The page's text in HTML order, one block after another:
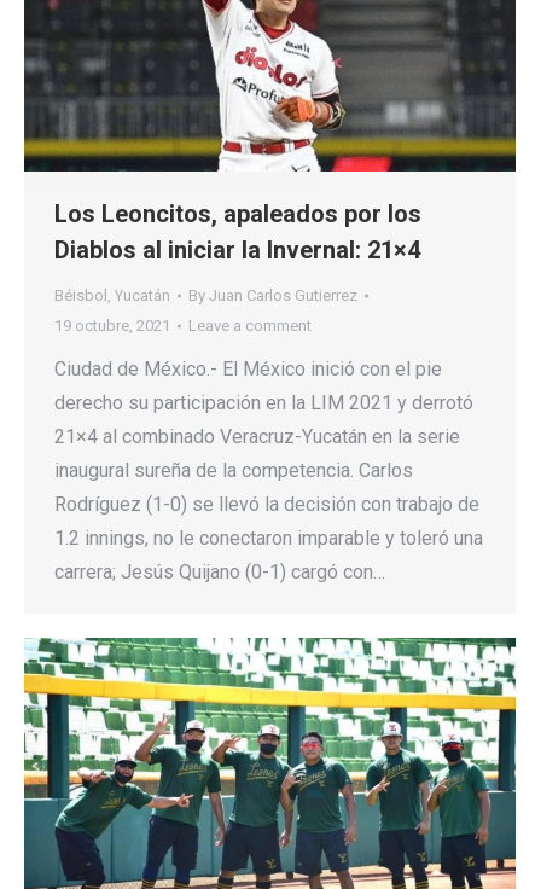
Los Leoncitos, apaleados por los
Diablos al iniciar la Invernal: 21×4
Béisbol , Yucatán By Juan Carlos Gutierrez
19 octubre, 2021
Leave a comment
Ciudad de México.- El México inició con el pie
derecho su participación en la LIM 2021 y derrotó
21×4 al combinado Veracruz-Yucatán en la serie
inaugural sureña de la competencia. Carlos
Rodríguez (1-0) se llevó la decisión con trabajo de
1.2 innings, no le conectaron imparable y toleró una
carrera; Jesús Quijano (0-1) cargó con…